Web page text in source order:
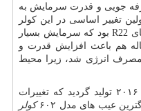
صرفه جویی و قدرت سرمایش به
تغییر اساسی در این کولر
R22 بود که سرمایش بسیار
هم باعث افزایش قدرت و
انرژی شد، زیرا محیط
این مدل از کولر گازی بوش تا سال ۲۰۱۶ تولید گردید که تغییرات
عیب های مدل ۶۰۲
کولر